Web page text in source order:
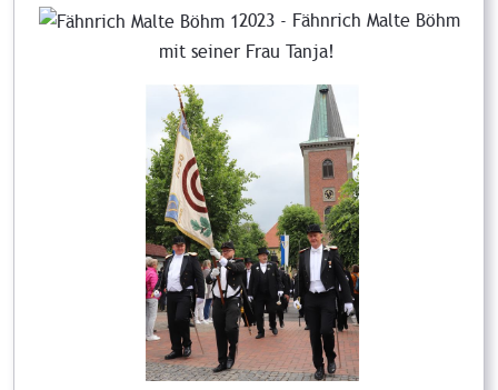
2023 - Fähnrich Malte Böhm
mit seiner Frau Tanja!